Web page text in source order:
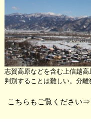
志賀高原などを含む上信越
判別することは難しい。分離
こちらもご覧ください